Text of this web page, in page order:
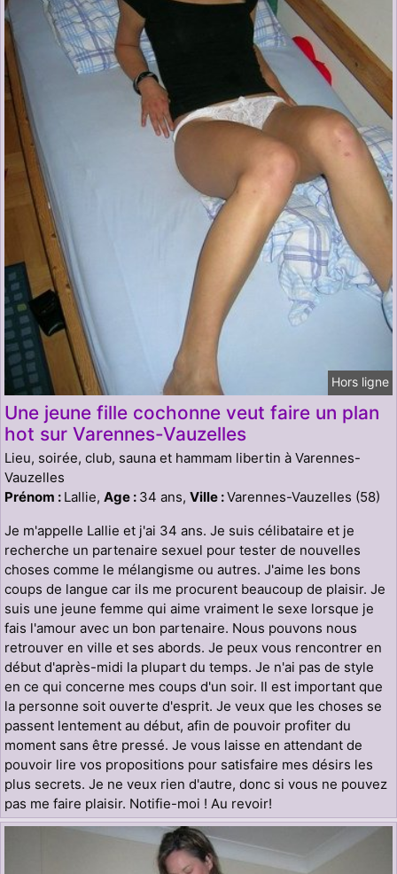
Hors ligne
Une jeune fille cochonne veut faire un plan
hot sur Varennes-Vauzelles
Lieu, soirée, club, sauna et hammam libertin à Varennes-
Vauzelles
Prénom : Lallie, Age : 34 ans, Ville :Varennes-Vauzelles (58)
Je m'appelle Lallie et j'ai 34 ans. Je suis célibataire et je
recherche un partenaire sexuel pour tester de nouvelles
choses comme le mélangisme ou autres. J'aime les bons
coups de langue car ils me procurent beaucoup de plaisir. Je
suis une jeune femme qui aime vraiment le sexe lorsque je
fais l'amour avec un bon partenaire. Nous pouvons nous
retrouver en ville et ses abords. Je peux vous rencontrer en
début d'après-midi la plupart du temps. Je n'ai pas de style
en ce qui concerne mes coups d'un soir. Il est important que
la personne soit ouverte d'esprit. Je veux que les choses se
passent lentement au début, afin de pouvoir profiter du
moment sans être pressé. Je vous laisse en attendant de
pouvoir lire vos propositions pour satisfaire mes désirs les
plus secrets. Je ne veux rien d'autre, donc si vous ne pouvez
pas me faire plaisir. Notifie-moi ! Au revoir!